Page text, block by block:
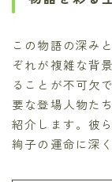
この物語の深み
ぞれが複雑な背
ることが不可欠
要な登場人物た
紹介します。彼
絢子の運命に深